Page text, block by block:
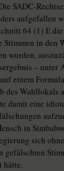
SADC-
aufgefallen
64 (1) E
Stimmen in den
wurden,
– unter
einem
des Wahllokals
damit eine
in
sich
gefälschten
hätte.